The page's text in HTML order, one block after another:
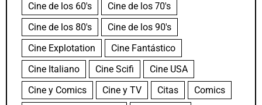
Cine de los 60's
Cine de los 70's
Cine de los 80's
Cine de los 90's
Cine Explotation
Cine Fantástico
Cine Italiano
Cine Scifi
Cine USA
Cine y Comics
Cine y TV Citas
Comics